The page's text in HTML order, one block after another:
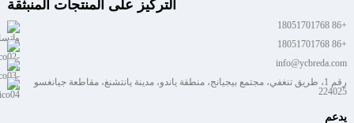
التركيز على المنتجات المنبثقة
+86 18051701768
+86 18051701768
info@ycbreda.com
رقم 1، طريق تنغفي، مجتمع بيجيانج، منطقة ياندو، مدينة يانتشنغ، مقاطعة جيانغسو
224025
يدعم